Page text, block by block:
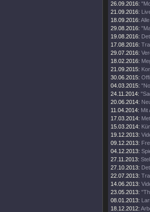
26.09.2016:
21.09.2016:
18.09.2016:
29.08.2016:
19.08.2016:
17.08.2016:
29.07.2016:
18.02.2016:
21.09.2015:
30.06.2015:
04.03.2015:
24.11.2014:
20.06.2014:
11.04.2014: Mit
17.03.2014:
15.03.2014:
19.12.2013:
09.12.2013:
04.12.2013:
27.11.2013:
27.10.2013:
22.07.2013:
14.06.2013:
23.05.2013:
08.01.2013:
18.12.2012: